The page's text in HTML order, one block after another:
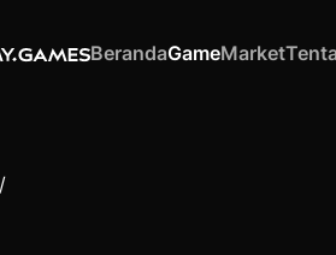
BerandaGameMarket
/